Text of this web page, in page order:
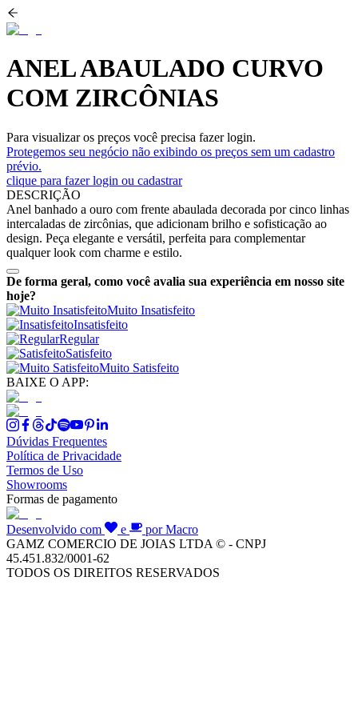
ANEL ABAULADO CURVO
COM ZIRCÔNIAS
Para visualizar os preços você precisa fazer login.
Protegemos seu negócio não exibindo os preços sem um cadastro
prévio.
clique para fazer login ou cadastrar
DESCRIÇÃO
Anel banhado a ouro com frente abaulada decorada por cinco linhas
intercaladas de zircônias, que adicionam brilho e sofisticação ao
design. Peça elegante e versátil, perfeita para complementar
qualquer look com charme e estilo.
De forma geral, como você avalia sua experiência em nosso site
hoje?
Muito Insatisfeito
Insatisfeito
Regular
Satisfeito
Muito Satisfeito
BAIXE O APP:
Dúvidas Frequentes
Política de Privacidade
Termos de Uso
Showrooms
Formas de pagamento
Desenvolvido com e
por Macro
GAMZ COMERCIO DE JOIAS LTDA © - CNPJ
45.451.832/0001-62
TODOS OS DIREITOS RESERVADOS